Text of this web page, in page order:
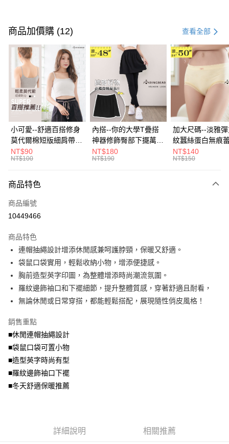
信用卡一次付款
超商取貨付款
LINE Pay
Apple Pay
街口支付
悠遊付
Google Pay
全盈+PAY
大哥付你分期
【大哥付你分期使用說明】
1.本服務由台灣大哥大提供，台灣大哥大用戶可立即使用無須另外申請。
流程，驗證手機門號後，選擇欲分期的期數、繳款截止日，確認付款後即完
成交易。
3.實際核准額度、可分期數及費用金額請依後續交易確認頁面所載為準。
4.訂單成立30分鐘內，如未前往確認交易或遇審核未通過，訂單將自動取
法說明評估內容。
【繳款方式說明】
1.分期款項不併入電信帳單，「大哥付你分期」於每月結算日後寄送繳費提
醒簡訊。
帳／街口支付／iPASS MONEY」等通路繳費。
【注意事項】
1.本服務係由「台灣大哥大股份有限公司」（以下簡稱本公司）所提供，讓
用戶於交易時，得透過本服務購買商品或服務，並由商店將買賣／分期付款
買賣價金債權讓與本公司後，依約使用本公司帳單繳交帳款。
資料（包含姓名、電話或地址）提供予台灣大哥大進項蒐集、處理及利用，
AFTEE先享後付
【關於「AFTEE先享後付」】
AFTEE先享後付是「在收到商品之後才付款」的支付方式。 讓您購物簡單
便利好安心！
１．簡單：不需註冊會員、不需綁卡、不需儲值。
２．便利：只要手機號碼，簡訊認證，即可結帳。
３．安心：先確認商品／服務後，再付款。
【「AFTEE先享後付」結帳流程】
結帳頁面，進行簡訊認證並確認金額後，即可完成結帳。
３．收到繳費通知簡訊後14天內，點擊此簡訊中的連結，可透過四大超商／
ATM／網路銀行／等多元方式進行付款，方視為交易完成。
※ 請注意：結帳手續完成當下不需立刻繳費，但若您需要取消訂單，請聯絡
購買商品的店家。未經商家同意取消之訂單仍視為有效，需透過AFTEE先享
後付繳納相關費用。
※ 交易是否成功請以「AFTEE先享後付 」之結帳頁面顯示為準，若有關於
１．透過由恩沛科技股份有限公司提供之「AFTEE先享後付」服務完成之交
ATM付款
全家取貨付款
每筆NT$70，滿NT$699(含以上)免運費
付款後全家取貨
每筆NT$70，滿NT$699(含以上)免運費
7-11取貨付款
每筆NT$70，滿NT$799(含以上)免運費
付款後7-11取貨
每筆NT$100，滿NT$1,000(含以上)免運費
商品加價購 (12) 查看全部
小可愛--舒適百搭修身
莫代爾棉短版細肩帶素
色背心(白.黑.灰L-2L)-
U582眼圈熊中大尺碼
NT$90
NT$100
內搭--你的大學T疊搭
神器修飾臀部下擺萬用
內搭裙/遮臀裙(黑2L-
6L)-Q155眼圈熊中大
NT$180
NT$190
加大尺碼--淡雅
紋蠶絲蛋白無痕
角內褲(白.粉.藍.
3L)-L28眼圈熊中
NT$140
NT$150
商品特色
商品編號
10449466
商品特色
連帽抽繩設計增添休閒感兼呵護脖頸，保暖又舒適。
袋鼠口袋實用，輕鬆收納小物，增添便捷感。
胸前造型英字印圖，為整體增添時尚潮流氛圍。
羅紋邊飾袖口和下襬細節，提升整體質感，穿著舒適且耐看，
無論休閒或日常穿搭，都能輕鬆搭配，展現隨性俏皮風格！
銷售重點
■休閒連帽抽繩設計
■袋鼠口袋可置小物
■造型英字時尚有型
■羅紋邊飾袖口下襬
■冬天舒適保暖推薦
詳細說明 相關推薦